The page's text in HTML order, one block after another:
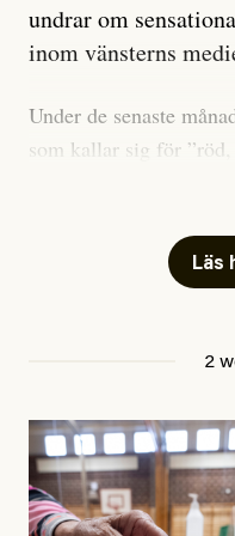
undrar om
inom vänsterns
Under de senaste
som kallar sig för
skriver för? Vad
oberoende” tidning?
utpekas som israelisk
handlar artikeln om en
splittring och oro i
Läs
2